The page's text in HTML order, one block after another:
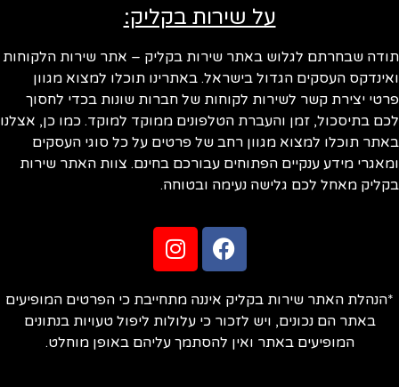
על שירות בקליק:
תודה שבחרתם לגלוש באתר שירות בקליק – אתר שירות הלקוחות
ואינדקס העסקים הגדול בישראל. באתרינו תוכלו למצוא מגוון
פרטי יצירת קשר לשירות לקוחות של חברות שונות בכדי לחסוך
לכם בתיסכול, זמן והעברת הטלפונים ממוקד למוקד. כמו כן, אצלנו
באתר תוכלו למצוא מגוון רחב של פרטים על כל סוגי העסקים
ומאגרי מידע ענקיים הפתוחים עבורכם בחינם. צוות האתר שירות
בקליק מאחל לכם גלישה נעימה ובטוחה.
*הנהלת האתר שירות בקליק איננה מתחייבת כי הפרטים המופיעים
באתר הם נכונים, ויש לזכור כי עלולות ליפול טעויות בנתונים
המופיעים באתר ואין להסתמך עליהם באופן מוחלט.